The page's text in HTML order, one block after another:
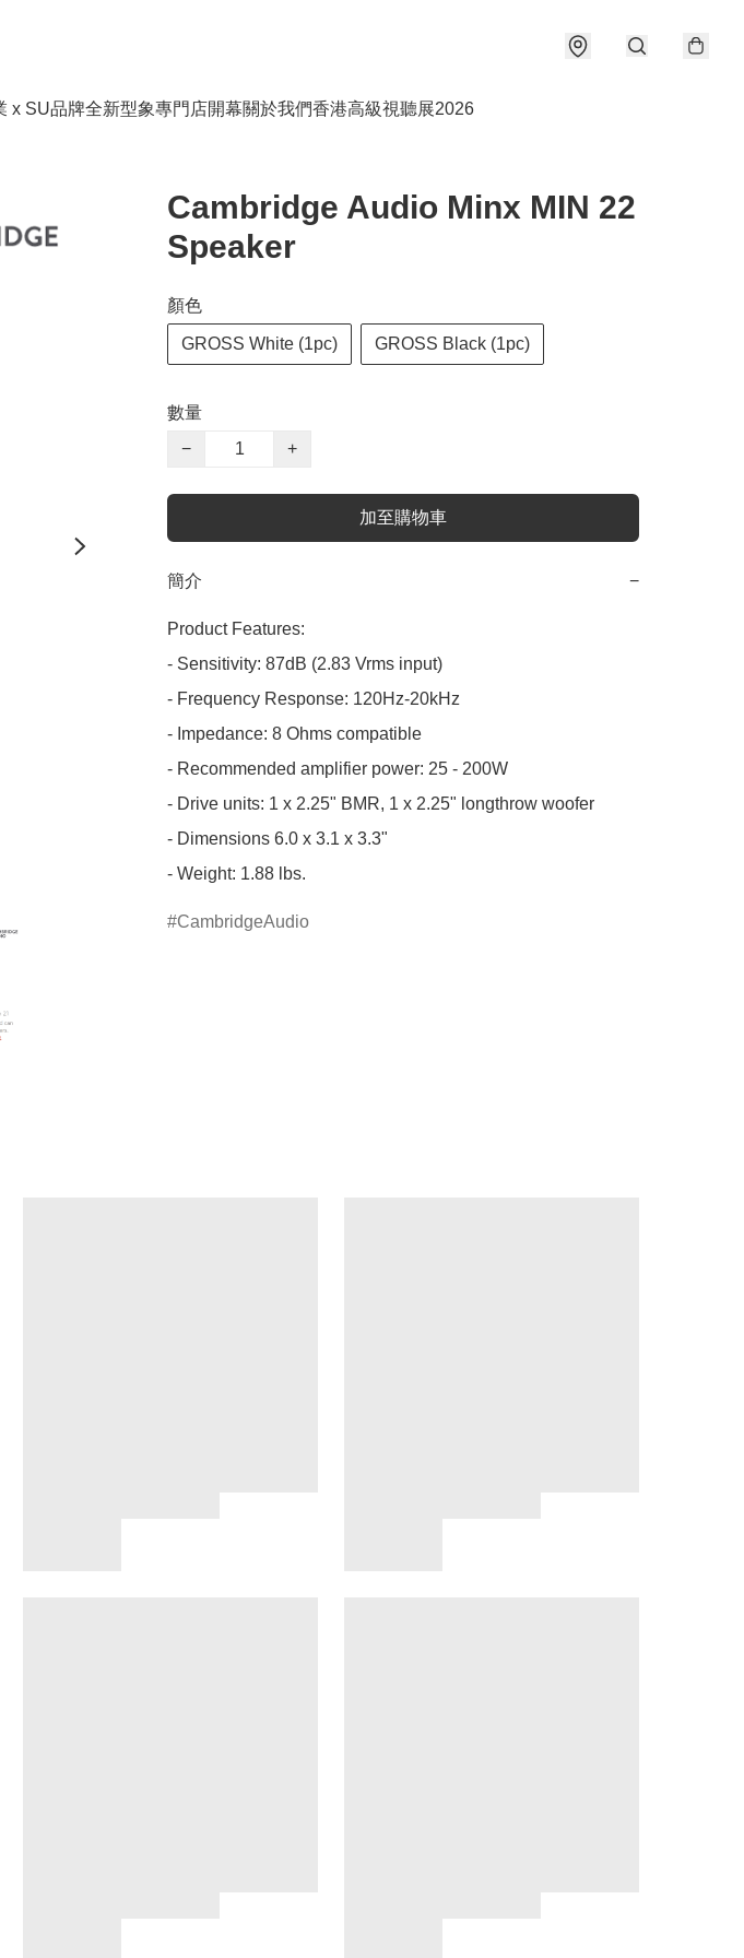
x SU品牌全新型象專門店開幕關於我們香港高級視聽展2026
Cambridge Audio Minx MIN 22
Speaker
顏色
GROSS White (1pc) GROSS Black (1pc)
數量
−
+
加至購物車
簡介 −
Product Features:
- Sensitivity: 87dB (2.83 Vrms input)
- Frequency Response: 120Hz-20kHz
- Impedance: 8 Ohms compatible
- Recommended amplifier power: 25 - 200W
- Drive units: 1 x 2.25" BMR, 1 x 2.25" longthrow woofer
- Dimensions 6.0 x 3.1 x 3.3"
- Weight: 1.88 lbs.
CambridgeAudio